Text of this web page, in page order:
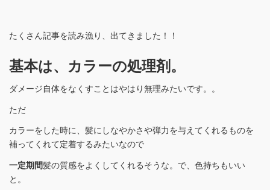
たくさん記事を読み漁り、出てきました！！
基本は、カラーの処理剤。
ダメージ自体をなくすことはやはり無理みたいです。。
ただ
カラーをした時に、髪にしなやかさや弾力を与えてくれるものを
補ってくれて定着するみたいなので
一定期間髪の質感をよくしてくれるそうな。で、色持ちもいい
と。